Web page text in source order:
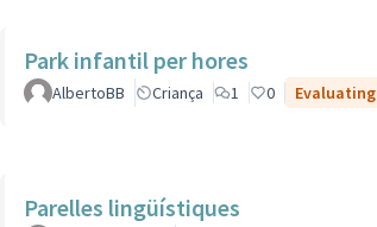
Park infantil per hores
AlbertoBB Criança 1 0 Evaluating
Parelles lingüístiques